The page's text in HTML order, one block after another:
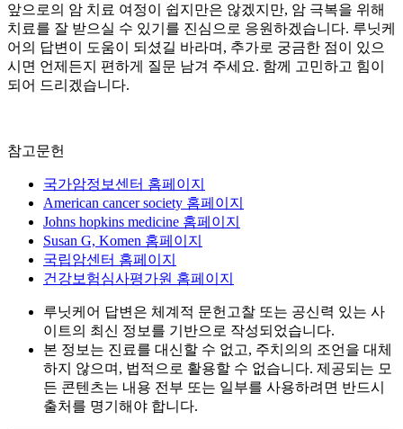
앞으로의 암 치료 여정이 쉽지만은 않겠지만, 암 극복을 위해
치료를 잘 받으실 수 있기를 진심으로 응원하겠습니다. 루닛케
어의 답변이 도움이 되셨길 바라며, 추가로 궁금한 점이 있으
시면 언제든지 편하게 질문 남겨 주세요. 함께 고민하고 힘이
되어 드리겠습니다.
참고문헌
국가암정보센터 홈페이지
American cancer society 홈페이지
Johns hopkins medicine 홈페이지
Susan G, Komen 홈페이지
국립암센터 홈페이지
건강보험심사평가원 홈페이지
루닛케어 답변은 체계적 문헌고찰 또는 공신력 있는 사
이트의 최신 정보를 기반으로 작성되었습니다.
본 정보는 진료를 대신할 수 없고, 주치의의 조언을 대체
하지 않으며, 법적으로 활용할 수 없습니다. 제공되는 모
든 콘텐츠는 내용 전부 또는 일부를 사용하려면 반드시
출처를 명기해야 합니다.